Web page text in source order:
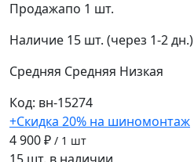
Продажапо 1 шт.
Наличие 15 шт. (через 1-2 дн.)
Средняя Средняя Низкая
Код: вн-15274
+Скидка 20% на шиномонтаж
4 900 ₽ / 1 шт